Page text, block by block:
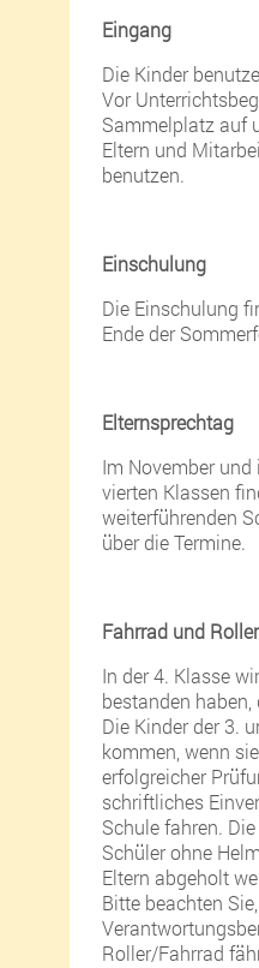
Eingang
Die Kinder
Vor
Sammelplatz auf
Eltern und
benutzen.
Einschulung
Die Einschulung
Ende der
Elternsprechtag
Im November
vierten Klassen
weiterführenden
über die Termine.
Fahrrad und Roller
In der 4. Klasse
bestanden
Die Kinder der 3.
kommen, wenn
erfolgreicher
schriftliches
Schule fahren.
Schüler ohne
Eltern abgeholt
Bitte beachten
Roller/Fahrrad